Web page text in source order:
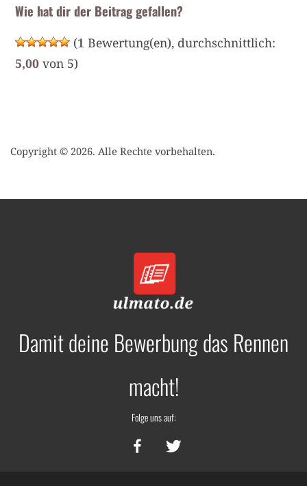
Wie hat dir der Beitrag gefallen?
(1 Bewertung(en), durchschnittlich:
5,00 von 5)
Copyright © 2026. Alle Rechte vorbehalten.
Damit deine Bewerbung das Rennen
macht!
Folge uns auf: